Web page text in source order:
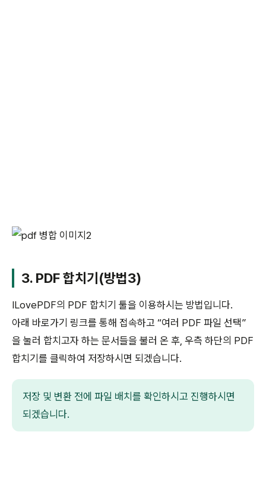
3. PDF 합치기(방법3)
ILovePDF의 PDF 합치기 툴을 이용하시는 방법입니다.
아래 바로가기 링크를 통해 접속하고 “여러 PDF 파일 선택”
을 눌러 합치고자 하는 문서들을 불러 온 후, 우측 하단의 PDF
합치기를 클릭하여 저장하시면 되겠습니다.
저장 및 변환 전에 파일 배치를 확인하시고 진행하시면
되겠습니다.